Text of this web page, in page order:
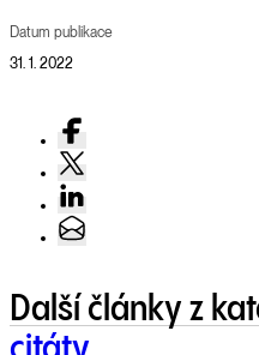
Datum publikace
31. 1. 2022
Další články z